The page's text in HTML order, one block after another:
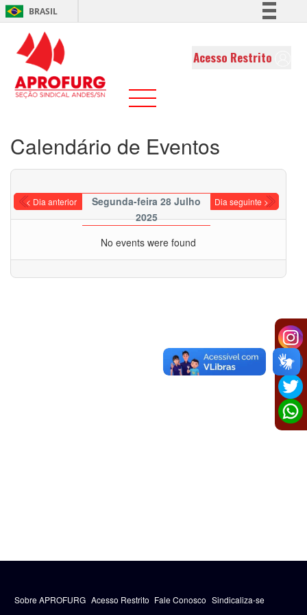
BRASIL
Comunica BR
Acesso Restrito
Calendário de Eventos
< Dia anterior
Segunda-feira 28 Julho
2025
Dia seguinte >
No events were found
Sobre APROFURG Acesso Restrito Fale Conosco Sindicaliza-se